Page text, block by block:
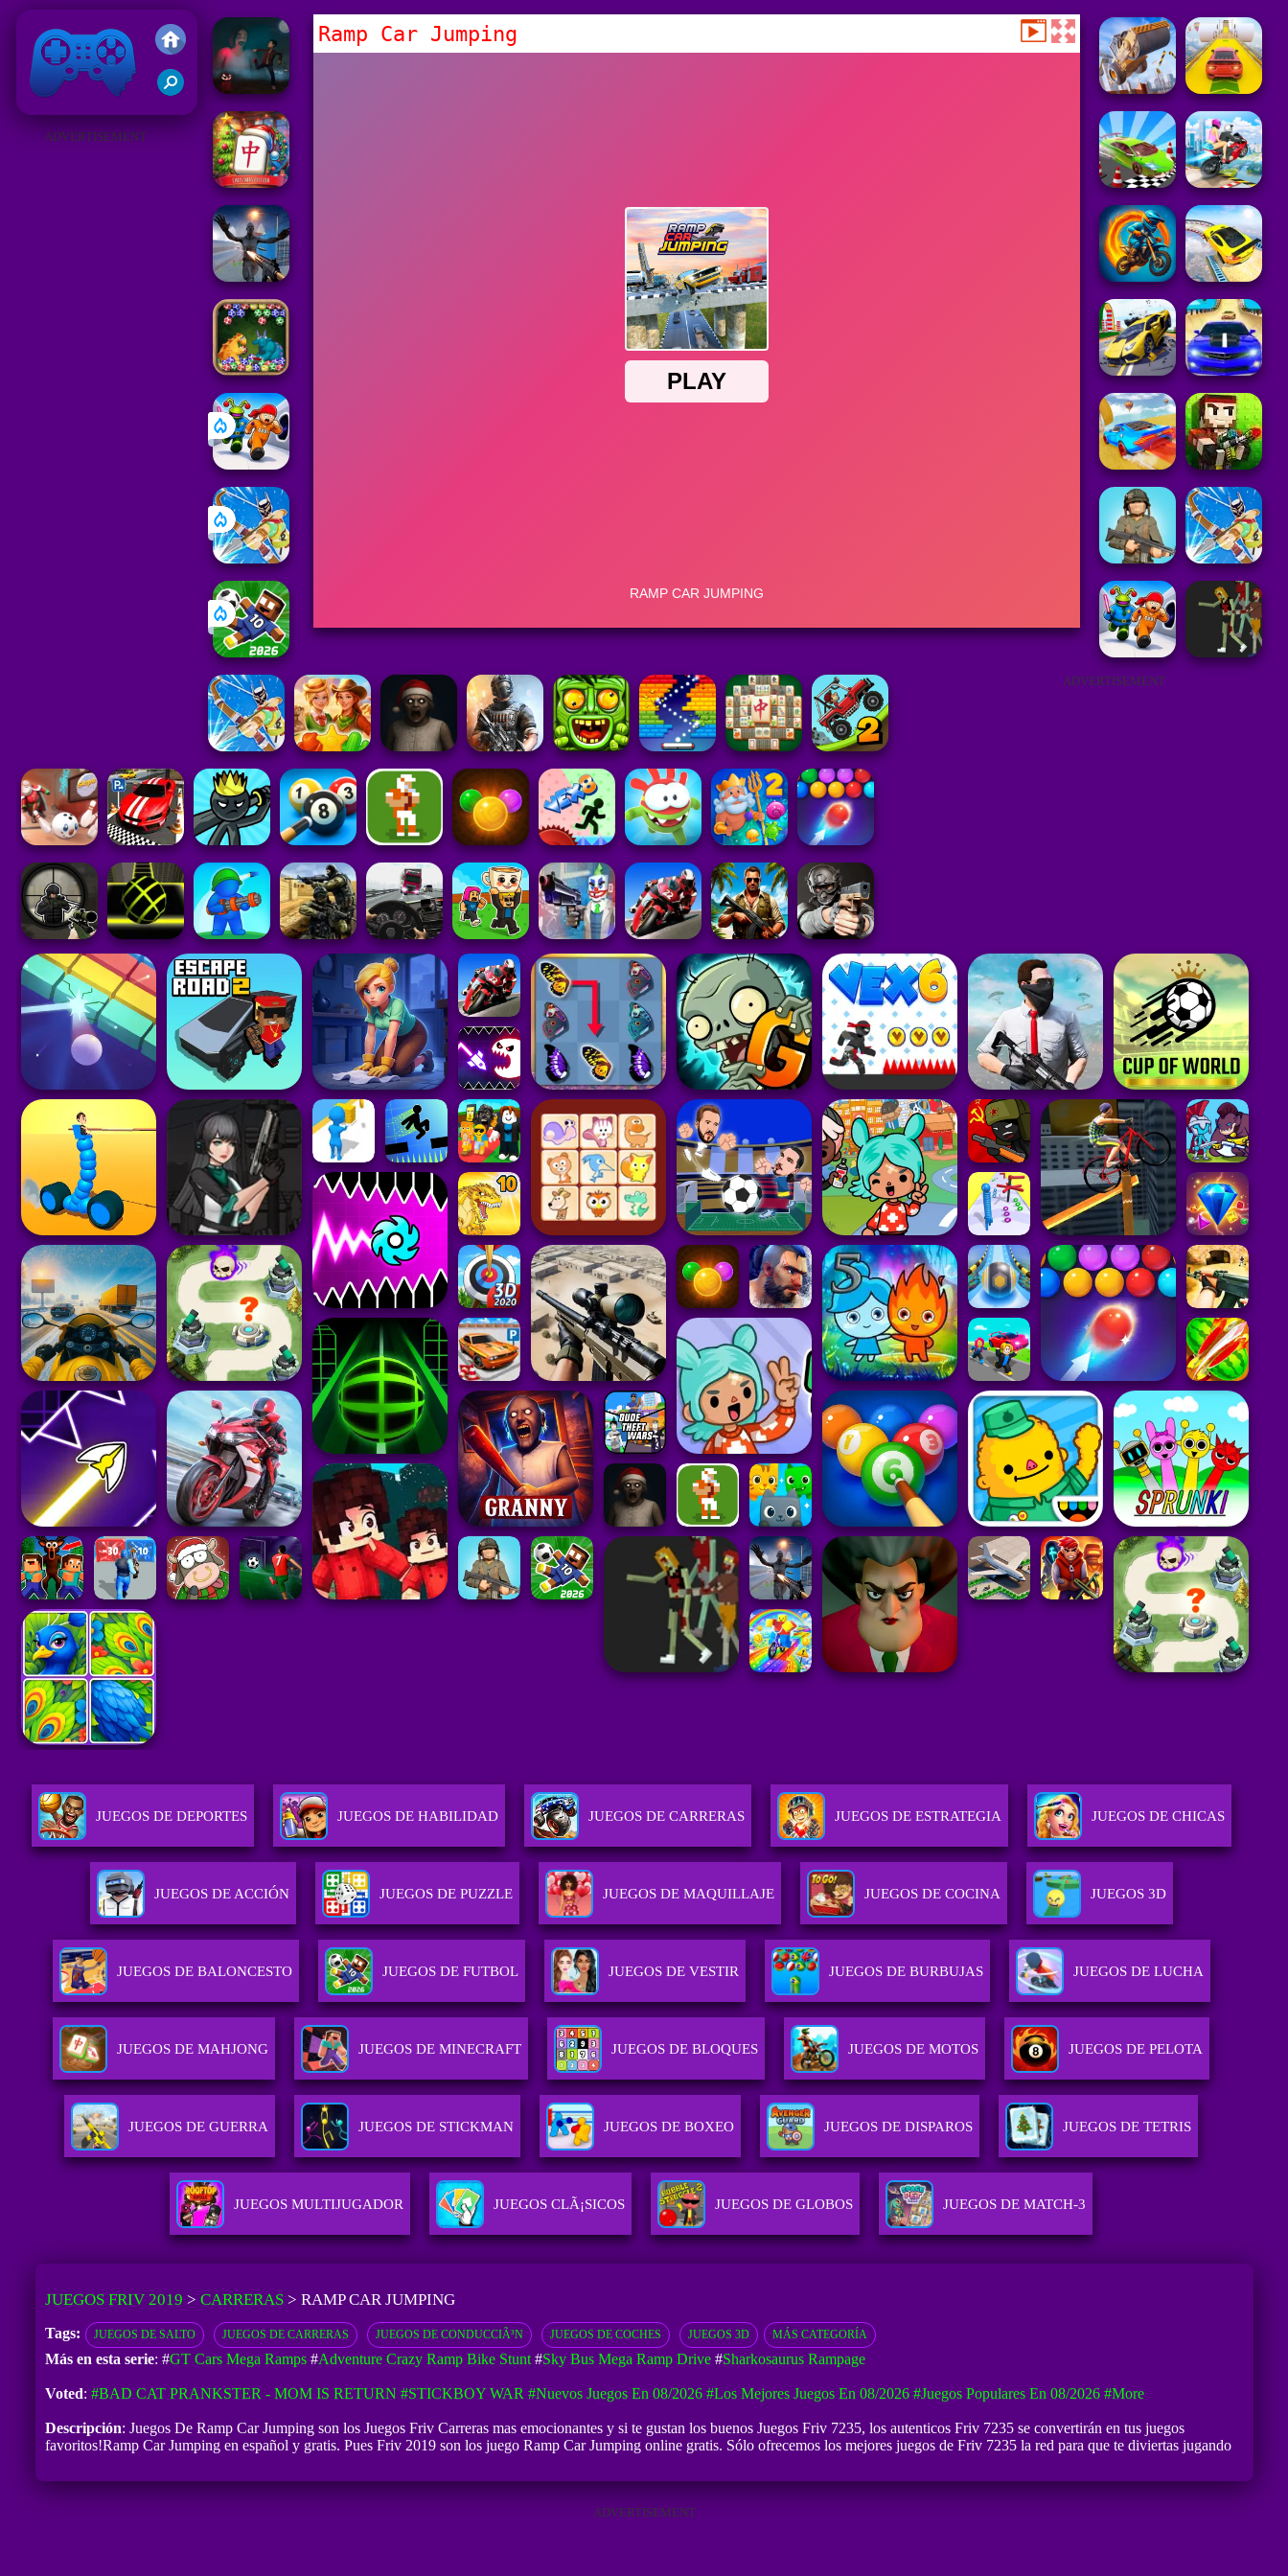
Juegos Friv 2019
ADVERTISEMENT
Ramp Car Jumping
ADVERTISEMENT
JUEGOS DE DEPORTES JUEGOS DE HABILIDAD JUEGOS DE CARRERAS JUEGOS DE ESTRATEGIA JUEGOS DE CHICAS
JUEGOS DE ACCIÓN JUEGOS DE PUZZLE JUEGOS DE MAQUILLAJE JUEGOS DE COCINA JUEGOS 3D
JUEGOS DE BALONCESTO JUEGOS DE FUTBOL JUEGOS DE VESTIR JUEGOS DE BURBUJAS JUEGOS DE LUCHA
JUEGOS DE MAHJONG JUEGOS DE MINECRAFT JUEGOS DE BLOQUES JUEGOS DE MOTOS JUEGOS DE PELOTA
JUEGOS DE GUERRA JUEGOS DE STICKMAN JUEGOS DE BOXEO JUEGOS DE DISPAROS JUEGOS DE TETRIS
JUEGOS MULTIJUGADOR JUEGOS CLÃ¡SICOS JUEGOS DE GLOBOS JUEGOS DE MATCH-3
JUEGOS FRIV 2019 > CARRERAS> RAMP CAR JUMPING
Tags: JUEGOS DE SALTO JUEGOS DE CARRERAS JUEGOS DE CONDUCCIÃ³N JUEGOS DE COCHES JUEGOS 3D MÁS CATEGORÍA
Más en esta serie: #GT Cars Mega Ramps#Adventure Crazy Ramp Bike Stunt#Sky Bus Mega Ramp Drive#Sharkosaurus Rampage
Voted: #BAD CAT PRANKSTER - MOM IS RETURN #STICKBOY WAR #Nuevos Juegos En 08/2026 #Los Mejores Juegos En 08/2026 #Juegos Populares En 08/2026 #more
Descripción: Juegos De Ramp Car Jumping son los Juegos Friv Carreras mas emocionantes y si te gustan los buenos Juegos Friv 7235, los autenticos Friv 7235 se convertirán en tus juegos
favoritos!Ramp Car Jumping en español y gratis. Pues Friv 2019 son los juego Ramp Car Jumping online gratis. Sólo ofrecemos los mejores juegos de Friv 7235 la red para que te diviertas jugando
ADVERTISEMENT